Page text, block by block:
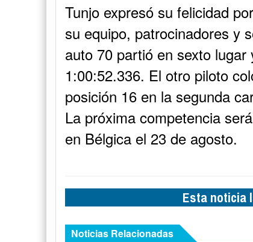
Tunjo expresó su felicidad
su equipo, patrocinadores y
auto 70 partió en sexto
1:00:52.336. El otro piloto
posición 16 en la segunda
La próxima competencia
en Bélgica el 23 de agosto.
Esta noticia
Noticias Relacionadas